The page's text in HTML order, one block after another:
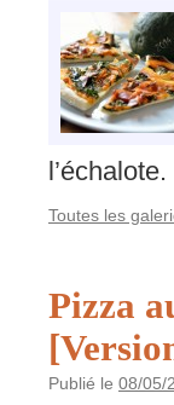
Toutes les
Pizza
Publié le 08/05/